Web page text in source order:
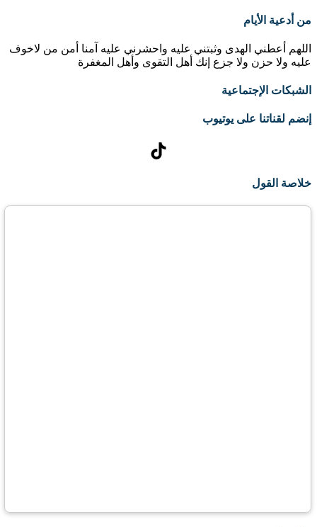
من أدعية الأيام
اللهم أعطني الهدى وثبتني عليه واحشرني عليه آمنا أمن من لاخوف
عليه ولا حزن ولا جزع إنك أهل التقوى وأهل المغفرة
الشبكات الإجتماعية
إنضم لقناتنا على يوتيوب
تيك توك
خلاصة القول